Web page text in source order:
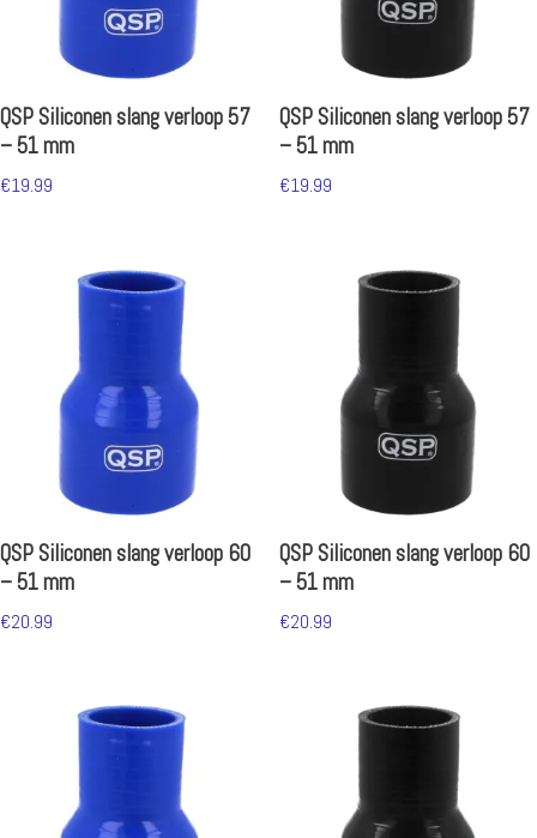
QSP Siliconen slang verloop 57
– 51 mm
€19.99
QSP Siliconen slang verloop 57
– 51 mm
€19.99
QSP Siliconen slang verloop 60
– 51 mm
€20.99
QSP Siliconen slang verloop 60
– 51 mm
€20.99